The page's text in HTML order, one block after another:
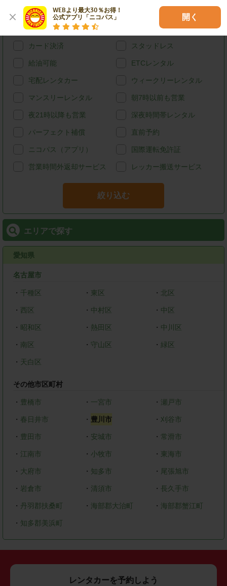
WEBより最大30％お得！
公式アプリ「ニコパス」
開く
特徴で探す
ハイブリッド
カード決済 スタッドレス
給油可能 ETCレンタル
宅配レンタカー ウィークリーレンタル
マンスリーレンタル 朝7時以前も営業
夜21時以降も営業 深夜時間帯レンタル
パーフェクト補償 直前予約
ニコパス（アプリ） 国際運転免許証
営業時間外返却サービス レッカー搬送サービス
絞り込む
エリアで探す
愛知県
名古屋市
・ 千種区 ・ 東区 ・ 北区
・ 西区 ・ 中村区 ・ 中区
・ 昭和区 ・ 熱田区 ・ 中川区
・ 南区 ・ 守山区 ・ 緑区
・ 天白区
その他市区町村
・ 豊橋市 ・ 一宮市 ・瀬戸市
・ 春日井市 ・ 豊川市 ・ 刈谷市
・ 豊田市 ・ 安城市 ・ 常滑市
・ 江南市 ・ 小牧市 ・ 東海市
・ 大府市 ・ 知多市 ・ 尾張旭市
・ 岩倉市 ・ 清須市 ・ 長久手市
・ 丹羽郡扶桑町 ・ 海部郡大治町 ・ 海部郡蟹江町
・ 知多郡美浜町
レンタカーを予約しよう